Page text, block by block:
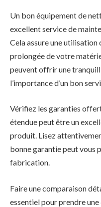
Un bon équipement de
excellent service de
Cela assure une utilisation
prolongée de votre
peuvent offrir une
l’importance d’un bon
Vérifiez les garanties
étendue peut être un
produit. Lisez
bonne garantie peut vous
fabrication.
Faire une comparaison
essentiel pour prendre